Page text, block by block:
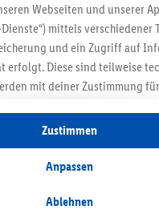
Produzenten. Für
die Feldfrüchte
durch regionalen
sich die
gut, oder?
schont den Geldbeutel
Webseiten und unserer
mittels verschiedener
und ein Zugriff auf
erfolgt. Diese sind teilweise
mit deiner Zustimmung für
innerhalb und außerhalb
du Teilnehmer des Lidl
für diese Zwecke auch
kannst du einzelne
Ablehnen
Anpassen
Zustimmen